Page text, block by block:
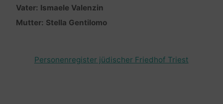
Vater: Ismaele Valenzin
Mutter: Stella Gentilomo
Personenregister jüdischer Friedhof Triest